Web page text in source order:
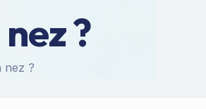
?
nez ?